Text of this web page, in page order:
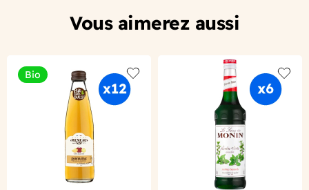
Vous aimerez aussi
Bio
Add to wishlist Add